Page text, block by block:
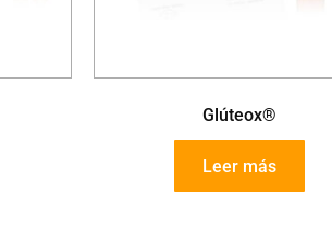
Glúteox®
Leer más